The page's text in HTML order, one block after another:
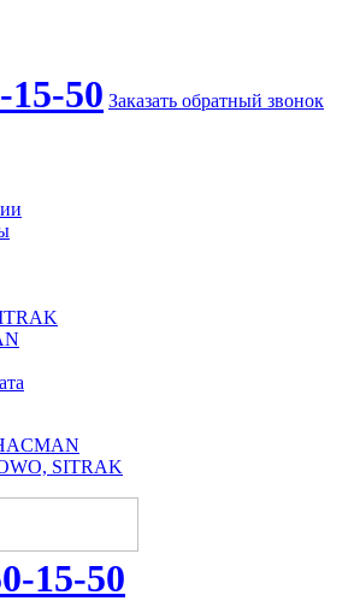
15-50 Заказать обратный звонок
SITRAK
15-50